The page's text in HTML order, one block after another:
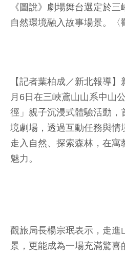
《圖說》劇場舞台選定於
自然環境融入故事場景。〈
【記者葉柏成／新北報導
月6日在三峽鳶山山系中山
徑」親子沉浸式體驗活動，
境劇場，透過互動任務與情
走入自然、探索森林，在寓
魅力。
觀旅局長楊宗珉表示，走進
景，更能成為一場充滿驚喜